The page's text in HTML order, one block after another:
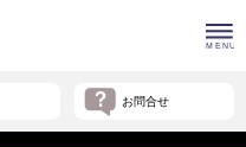
お問合せ